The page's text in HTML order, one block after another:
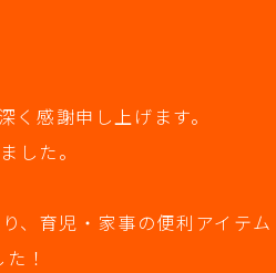
感謝申し上げます。
した。
、育児・家事の便利アイテム
！